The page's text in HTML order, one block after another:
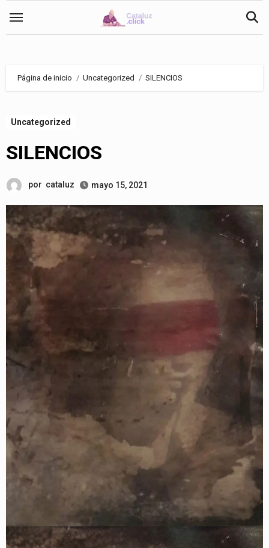
Página de inicio Uncategorized SILENCIOS
Uncategorized
SILENCIOS
por cataluz mayo 15, 2021